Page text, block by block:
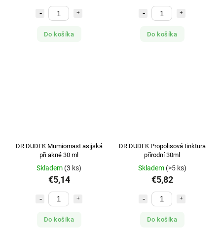
Do košíka Do košíka
DR.DUDEK Mumiomast asijská
při akné 30 ml
Skladem (3 ks)
€5,14
Do košíka
DR.DUDEK Propolisová tinktura
přírodní 30ml
Skladem (>5 ks)
€5,82
Do košíka